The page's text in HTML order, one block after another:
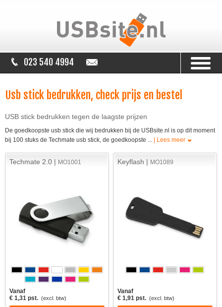
023 540 4994
Usb stick bedrukken, check prijs en bestel
USB stick bedrukken tegen de laagste prijzen
De goedkoopste usb stick die wij bedrukken bij de USBsite.nl is op dit moment
bij 100 stuks de Techmate usb stick, de goedkoopste ... | Lees meer
Techmate 2.0 | MO1001
Vanaf
€ 1,31 pst. (excl. btw)
Keyflash | MO1089
Vanaf
€ 1,91 pst. (excl. btw)